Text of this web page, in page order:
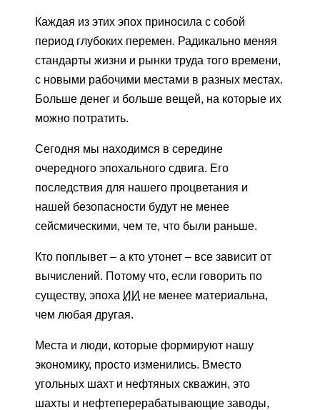
Каждая из этих эпох приносила с собой
период глубоких перемен. Радикально меняя
стандарты жизни и рынки труда того времени,
с новыми рабочими местами в разных местах.
Больше денег и больше вещей, на которые их
можно потратить.
Сегодня мы находимся в середине
очередного эпохального сдвига. Его
последствия для нашего процветания и
нашей безопасности будут не менее
сейсмическими, чем те, что были раньше.
Кто поплывет – а кто утонет – все зависит от
вычислений. Потому что, если говорить по
существу, эпоха ИИ не менее материальна,
чем любая другая.
Места и люди, которые формируют нашу
экономику, просто изменились. Вместо
угольных шахт и нефтяных скважин, это
шахты и нефтеперерабатывающие заводы,